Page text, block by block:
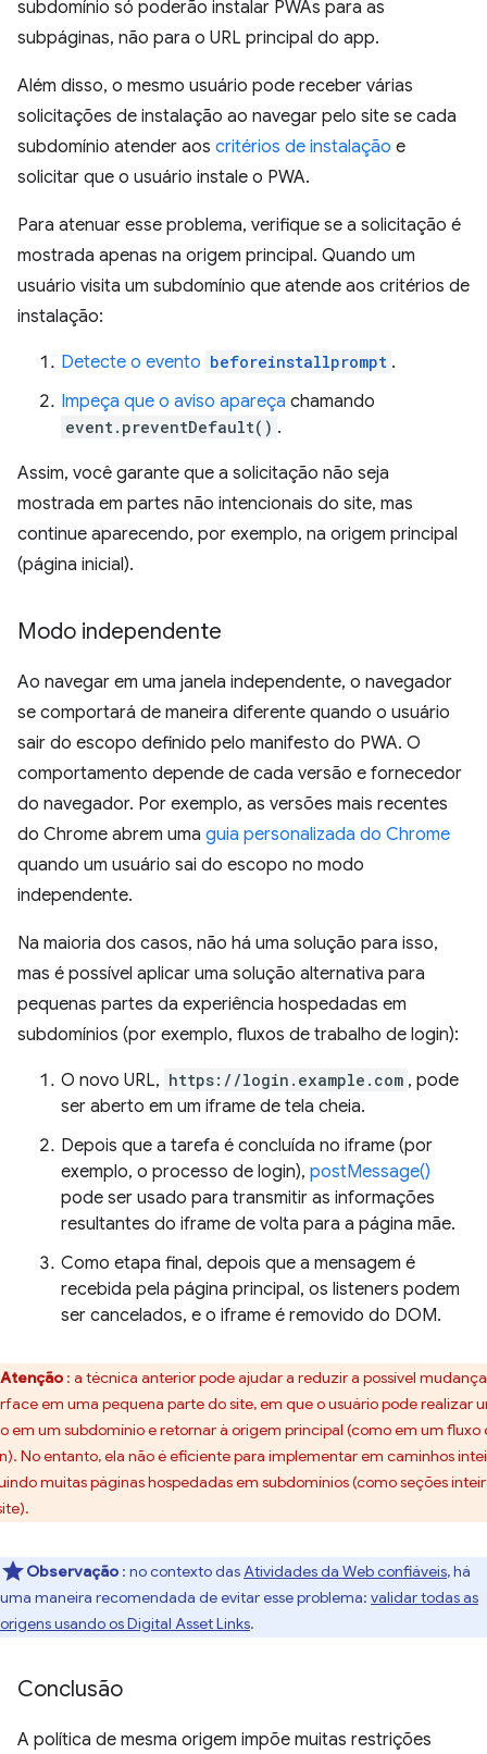
subdomínio só poderão instalar PWAs para as
subpáginas, não para o URL principal do app.
Além disso, o mesmo usuário pode receber várias
solicitações de instalação ao navegar pelo site se cada
subdomínio atender aos critérios de instalação e
solicitar que o usuário instale o PWA.
Para atenuar esse problema, verifique se a solicitação é
mostrada apenas na origem principal. Quando um
usuário visita um subdomínio que atende aos critérios de
instalação:
Detecte o evento beforeinstallprompt .
Impeça que o aviso apareça chamando
event.preventDefault() .
Assim, você garante que a solicitação não seja
mostrada em partes não intencionais do site, mas
continue aparecendo, por exemplo, na origem principal
(página inicial).
Modo independente
Ao navegar em uma janela independente, o navegador
se comportará de maneira diferente quando o usuário
sair do escopo definido pelo manifesto do PWA. O
comportamento depende de cada versão e fornecedor
do navegador. Por exemplo, as versões mais recentes
do Chrome abrem uma guia personalizada do Chrome
quando um usuário sai do escopo no modo
independente.
Na maioria dos casos, não há uma solução para isso,
mas é possível aplicar uma solução alternativa para
pequenas partes da experiência hospedadas em
subdomínios (por exemplo, fluxos de trabalho de login):
O novo URL, https://login.example.com , pode
ser aberto em um iframe de tela cheia.
Depois que a tarefa é concluída no iframe (por
exemplo, o processo de login), postMessage()
pode ser usado para transmitir as informações
resultantes do iframe de volta para a página mãe.
Como etapa final, depois que a mensagem é
recebida pela página principal, os listeners podem
ser cancelados, e o iframe é removido do DOM.
Atenção : a técnica anterior pode ajudar a reduzir a possível
em uma pequena parte do site, em que o usuário pode realizar
em um subdomínio e retornar à origem principal (como em um fluxo
No entanto, ela não é eficiente para implementar em caminhos
muitas páginas hospedadas em subdomínios (como seções
Observação : no contexto dasAtividades da Web confiáveis, há
uma maneira recomendada de evitar esse problema: validar todas as
origens usando os Digital Asset Links.
Conclusão
A política de mesma origem impõe muitas restrições